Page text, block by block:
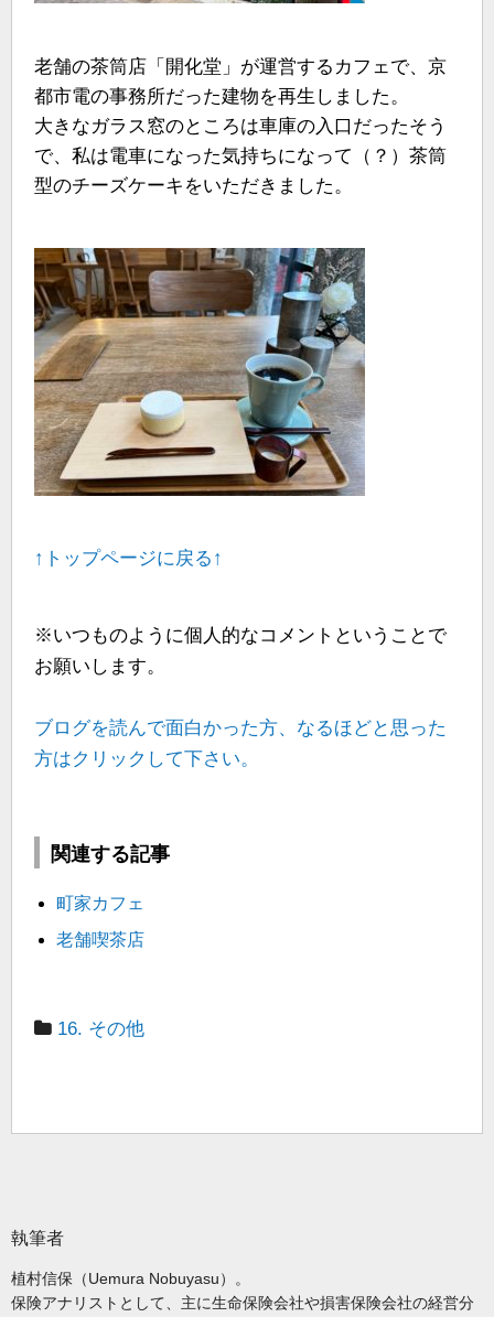
老舗の茶筒店「開化堂」が運営するカフェで、京
都市電の事務所だった建物を再生しました。
大きなガラス窓のところは車庫の入口だったそう
で、私は電車になった気持ちになって（？）茶筒
型のチーズケーキをいただきました。
↑トップページに戻る↑
※いつものように個人的なコメントということで
お願いします。
ブログを読んで面白かった方、なるほどと思った
方はクリックして下さい。
関連する記事
町家カフェ
老舗喫茶店
16. その他
執筆者
植村信保（Uemura Nobuyasu）。
保険アナリストとして、主に生命保険会社や損害保険会社の経営分